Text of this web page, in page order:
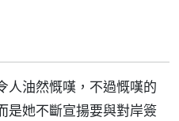
人油然慨嘆，不過慨嘆的
是她不斷宣揚要與對岸簽